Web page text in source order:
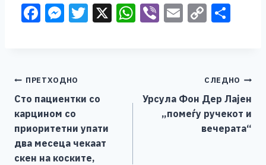
F
b
o
o
k
M
n
g
er
T X W
A
p
Vi E C
Li
n
k
Навигација
на
напис
ПРЕТХОДНО
Сто пациентки со
карцином со
приоритетни упати
два месеца чекаат
скен на коските,
СЛЕДНО
Урсула Фон Дер Лајен
„помеѓу ручекот и
вечерата“